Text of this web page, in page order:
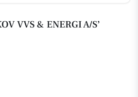
VVS & ENERGI A/S’